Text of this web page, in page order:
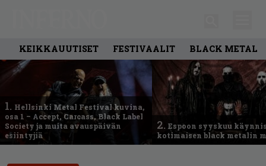
KEIKKAUUTISET FESTIVAALIT BLACK METAL
1. Hellsinki Metal Festival kuvina,
osa 1 – Accept, Carcass, Black Label
Society ja muita avauspäivän
esiintyjiä
2. Espoon syyskuu
kotimaisen black metalin